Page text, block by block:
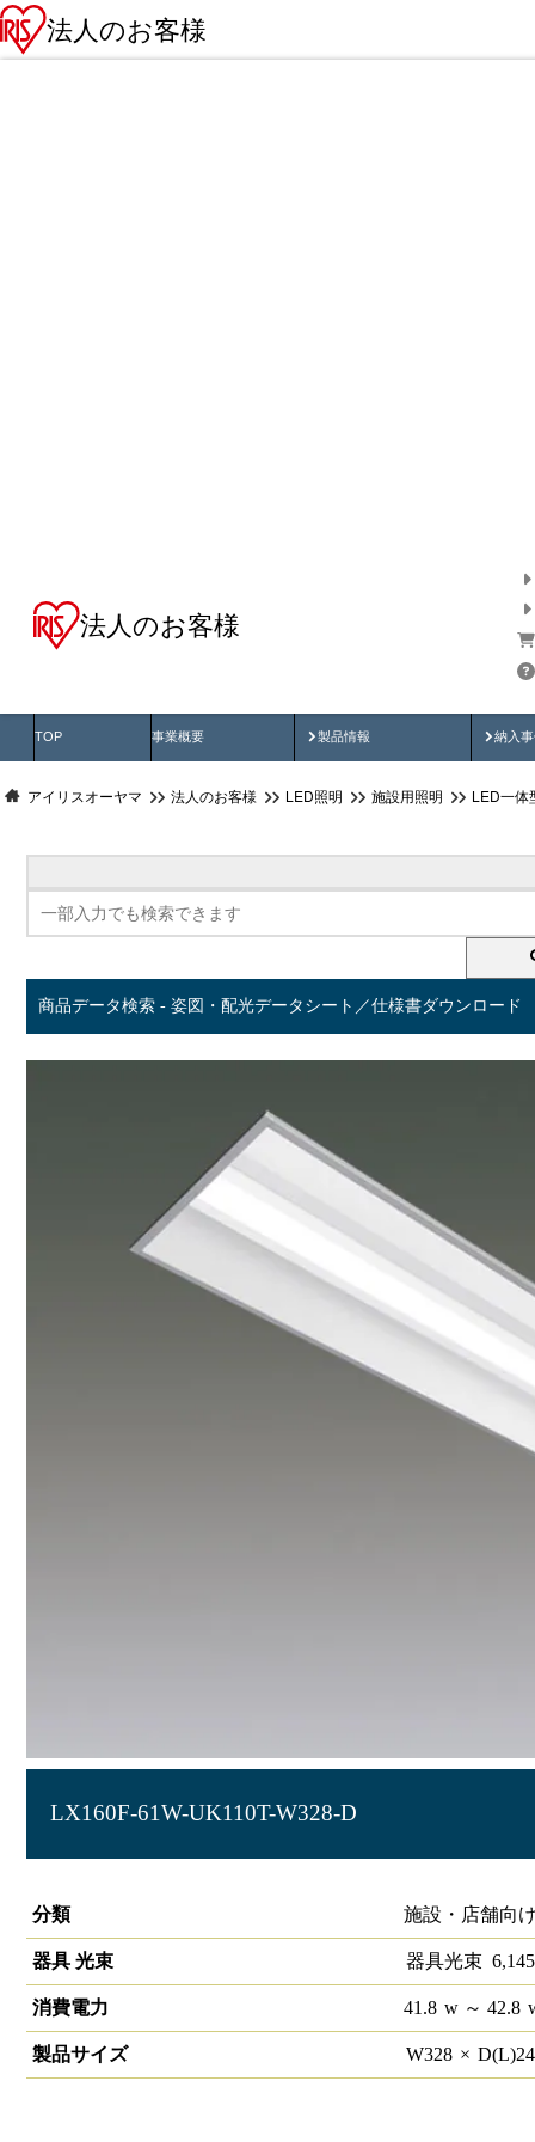
法人のお客様
法人のお客様
TOP 事業概要 製品情報
製品動画 納入
納
アイリスオーヤマ 法人のお客様 LED照明 施設用照明 LED一体
商品データ検索 - 姿図・配光データシート／仕様書ダウンロード
LX160F-61W-UK110T-W328-D
分類
施設・店舗向
器具 光束 器具光束 6,145
消費電力 41.8 w～ 42.8
製品サイズ W328 × D(L)